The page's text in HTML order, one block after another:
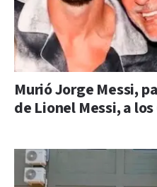
Murió Jorge Messi,
de Lionel Messi, a